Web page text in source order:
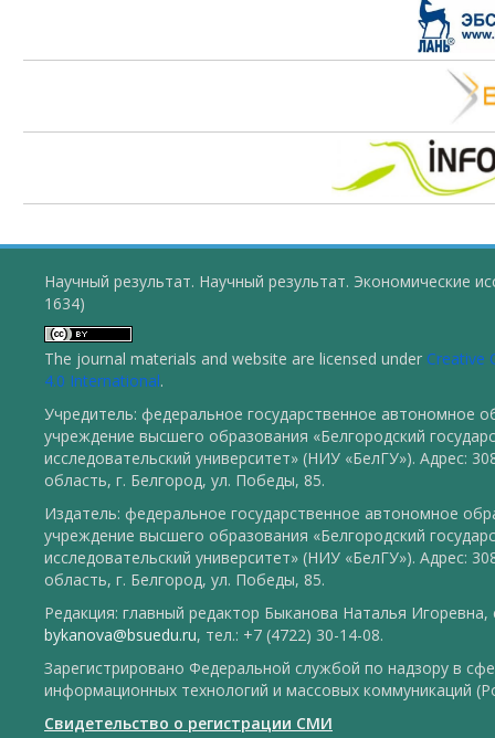
Научный результат. Научный результат. Экономические
1634)
The journal materials and website are licensed under Creative
4.0 International.
Учредитель: федеральное государственное автономное
учреждение высшего образования «Белгородский
исследовательский университет» (НИУ «БелГУ»). Адрес:
область, г. Белгород, ул. Победы, 85.
Издатель: федеральное государственное автономное
учреждение высшего образования «Белгородский
исследовательский университет» (НИУ «БелГУ»). Адрес:
область, г. Белгород, ул. Победы, 85.
Редакция: главный редактор Быканова Наталья Игоревна,
bykanova@bsuedu.ru, тел.: +7 (4722) 30-14-08.
Зарегистрировано Федеральной службой по надзору в
информационных технологий и массовых коммуникаций
Свидетельство о регистрации СМИ